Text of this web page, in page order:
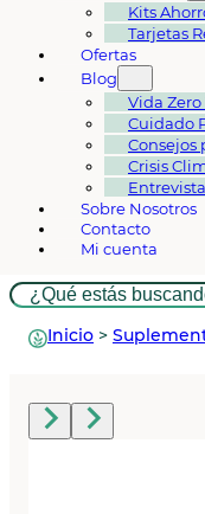
Kits
Tarjetas
Ofertas
Blog
Vida Zero
Cuidado
Consejos
Crisis
Sobre Nosotros
Contacto
Mi cuenta
Buscar
Inicio >